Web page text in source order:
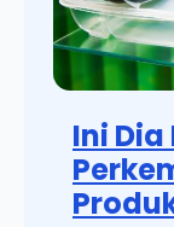
Ini